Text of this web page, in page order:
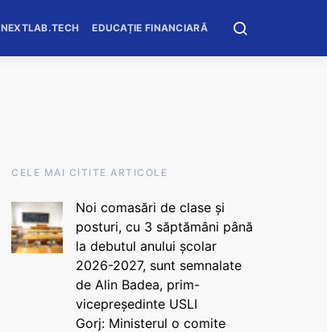
NEXTLAB.TECH EDUCAȚIE FINANCIARĂ
CELE MAI CITITE ARTICOLE
Noi comasări de clase și
posturi, cu 3 săptămâni până
la debutul anului școlar
2026-2027, sunt semnalate
de Alin Badea, prim-
vicepreședinte USLI
Gorj: Ministerul o comite